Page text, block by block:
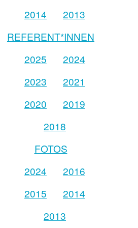
2014
2013
REFERENT*INNEN
2025
2024
2023
2021
2020
2019
2018
FOTOS
2024
2016
2015
2014
2013